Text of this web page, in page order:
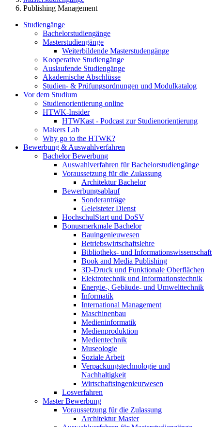
Publishing Management
Studiengänge
Bachelorstudiengänge
Masterstudiengänge
Weiterbildende Masterstudengänge
Kooperative Studiengänge
Auslaufende Studiengänge
Akademische Abschlüsse
Studien- & Prüfungsordnungen und Modulkatalog
Vor dem Studium
Studienorientierung online
HTWK-Insider
HTWKast - Podcast zur Studienorientierung
Makers Lab
Why go to the HTWK?
Bewerbung & Auswahlverfahren
Bachelor Bewerbung
Auswahlverfahren für Bachelorstudiengänge
Voraussetzung für die Zulassung
Architektur Bachelor
Bewerbungsablauf
Sonderanträge
Geleisteter Dienst
HochschulStart und DoSV
Bonusmerkmale Bachelor
Bauingenieuwesen
Betriebswirtschaftslehre
Bibliotheks- und Informationswissenschaft
Book and Media Publishing
3D-Druck und Funktionale Oberflächen
Elektrotechnik und Informationstechnik
Energie-, Gebäude- und Umwelttechnik
Informatik
International Management
Maschinenbau
Medieninformatik
Medienproduktion
Medientechnik
Museologie
Soziale Arbeit
Verpackungstechnologie und
Nachhaltigkeit
Wirtschaftsingenieurwesen
Losverfahren
Master Bewerbung
Voraussetzung für die Zulassung
Architektur Master